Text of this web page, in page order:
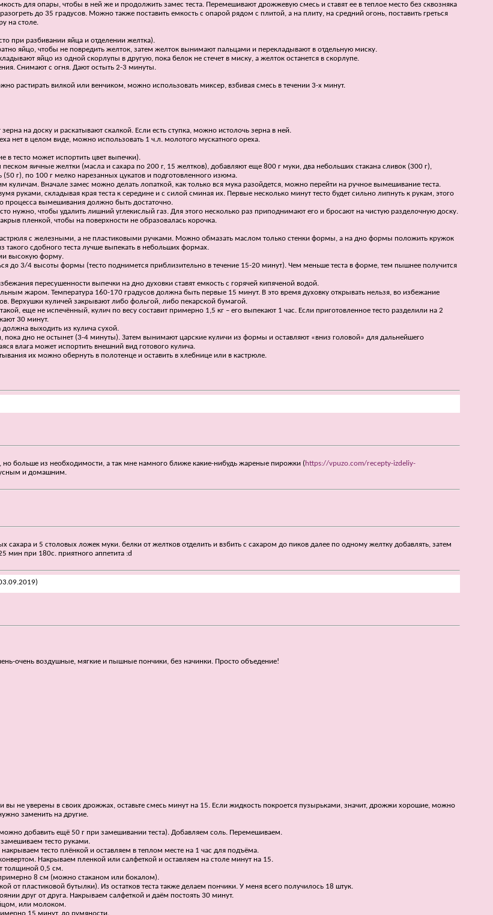
для опары, чтобы в ней же и продолжить замес теста. Перемешивают дрожжевую смесь и ставят ее в теплое место без сквозняка
до 35 градусов. Можно также поставить емкость с опарой рядом с плитой, а на плиту, на средний огонь, поставить греться
на столе.
при разбивании яйца и отделении желтка).
яйцо, чтобы не повредить желток, затем желток вынимают пальцами и перекладывают в отдельную миску.
яйцо из одной скорлупы в другую, пока белок не стечет в миску, а желток останется в скорлупе.
Снимают с огня. Дают остыть 2-3 минуты.
растирать вилкой или венчиком, можно использовать миксер, взбивая смесь в течении 3-х минут.
на доску и раскатывают скалкой. Если есть ступка, можно истолочь зерна в ней.
нет в целом виде, можно использовать 1 ч.л. молотого мускатного ореха.
тесто может испортить цвет выпечки).
яичные желтки (масла и сахара по 200 г, 15 желтков), добавляют еще 800 г муки, два небольших стакана сливок (300 г),
г), по 100 г мелко нарезанных цукатов и подготовленного изюма.
Вначале замес можно делать лопаткой, как только вся мука разойдется, можно перейти на ручное вымешивание теста.
складывая края теста к середине и с силой сминая их. Первые несколько минут тесто будет сильно липнуть к рукам, этого
процесса вымешивания должно быть достаточно.
нужно, чтобы удалить лишний углекислый газ. Для этого несколько раз приподнимают его и бросают на чистую разделочную доску.
пленкой, чтобы на поверхности не образовалась корочка.
с железными, а не пластиковыми ручками. Можно обмазать маслом только стенки формы, а на дно формы положить кружок
сдобного теста лучше выпекать в небольших формах.
высокую форму.
до 3/4 высоты формы (тесто поднимется приблизительно в течение 15-20 минут). Чем меньше теста в форме, тем пышнее получится
пересушенности выпечки на дно духовки ставят емкость с горячей кипяченой водой.
жаром. Температура 160-170 градусов должна быть первые 15 минут. В это время духовку открывать нельзя, во избежание
Верхушки куличей закрывают либо фольгой, либо пекарской бумагой.
еще не испечённый, кулич по весу составит примерно 1,5 кг – его выпекают 1 час. Если приготовленное тесто разделили на 2
30 минут.
выходить из кулича сухой.
дно не остынет (3-4 минуты). Затем вынимают царские куличи из формы и оставляют «вниз головой» для дальнейшего
влага может испортить внешний вид готового кулича.
их можно обернуть в полотенце и оставить в хлебнице или в кастрюле.
больше из необходимости, а так мне намного ближе какие-нибудь жареные пирожки (https://vpuzo.com/recepty-izdeliy-
и домашним.
сахара и 5 столовых ложек муки. белки от желтков отделить и взбить с сахаром до пиков далее по одному желтку добавлять, затем
мин при 180с. приятного аппетита :d
очень воздушные, мягкие и пышные пончики, без начинки. Просто объедение!
не уверены в своих дрожжах, оставьте смесь минут на 15. Если жидкость покроется пузырьками, значит, дрожжи хорошие, можно
заменить на другие.
добавить ещё 50 г при замешивании теста). Добавляем соль. Перемешиваем.
тесто руками.
тесто плёнкой и оставляем в теплом месте на 1 час для подъёма.
Накрываем пленкой или салфеткой и оставляем на столе минут на 15.
толщиной 0,5 см.
8 см (можно стаканом или бокалом).
от пластиковой бутылки). Из остатков теста также делаем пончики. У меня всего получилось 18 штук.
друг от друга. Накрываем салфеткой и даём постоять 30 минут.
или молоком.